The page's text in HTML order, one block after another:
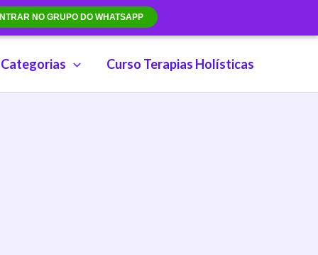
NO GRUPO DO WHATSAPP
Categorias Curso Terapias Holísticas